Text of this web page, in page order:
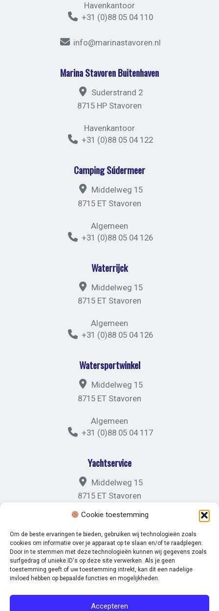
Cookie toestemming
Om de beste ervaringen te bieden, gebruiken wij technologieën zoals
cookies om informatie over je apparaat op te slaan en/of te raadplegen.
Door in te stemmen met deze technologieën kunnen wij gegevens zoals
surfgedrag of unieke ID's op deze site verwerken. Als je geen
toestemming geeft of uw toestemming intrekt, kan dit een nadelige
invloed hebben op bepaalde functies en mogelijkheden.
Accepteren
Havenkantoor
+31 (0)88 05 04 110
info@marinastavoren.nl
Marina Stavoren Buitenhaven
Suderstrand 2
8715 HP Stavoren
Havenkantoor
+31 (0)88 05 04 122
Camping Súdermeer
Middelweg 15
8715 ET Stavoren
Algemeen
+31 (0)88 05 04 126
Waterrijck
Middelweg 15
8715 ET Stavoren
Algemeen
+31 (0)88 05 04 126
Watersportwinkel
Middelweg 15
8715 ET Stavoren
Algemeen
+31 (0)88 05 04 117
Yachtservice
Middelweg 15
8715 ET Stavoren
Algemeen
+31 (0)88 05 04 121
© 2026 Marina Stavoren. -Disclaimer-Privacybeleid
Volg ons op: